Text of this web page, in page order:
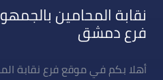
نقابة المحامين
فرع دمشق
أهلا بكم في موقع فرع نقابة